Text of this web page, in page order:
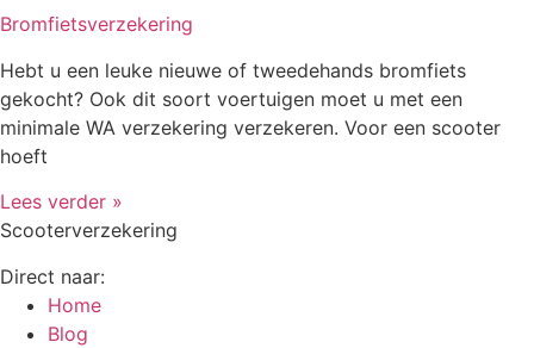
Bromfietsverzekering
Hebt u een leuke nieuwe of tweedehands bromfiets
gekocht? Ook dit soort voertuigen moet u met een
minimale WA verzekering verzekeren. Voor een scooter
hoeft
Lees verder »
Scooterverzekering
Direct naar:
Home
Blog